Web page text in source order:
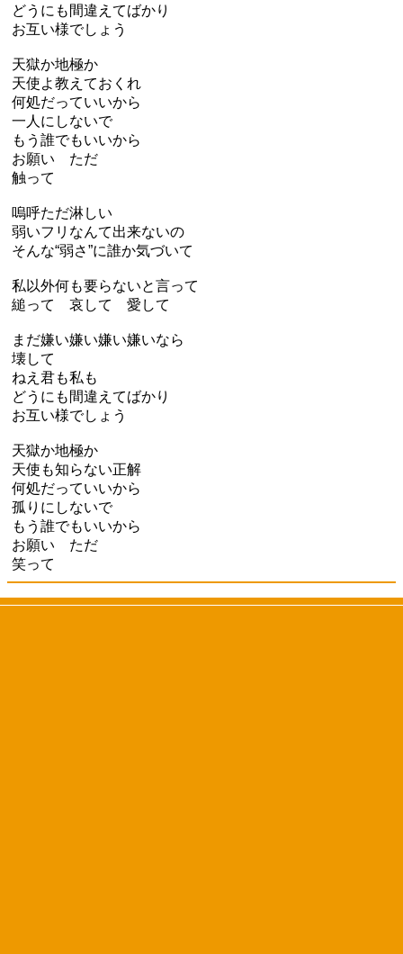
どうにも間違えてばかり
お互い様でしょう
天獄か地極か
天使よ教えておくれ
何処だっていいから
一人にしないで
もう誰でもいいから
お願い ただ
触って
嗚呼ただ淋しい
弱いフリなんて出来ないの
そんな“弱さ”に誰か気づいて
私以外何も要らないと言って
縋って 哀して 愛して
まだ嫌い嫌い嫌い嫌いなら
壊して
ねえ君も私も
どうにも間違えてばかり
お互い様でしょう
天獄か地極か
天使も知らない正解
何処だっていいから
孤りにしないで
もう誰でもいいから
お願い ただ
笑って